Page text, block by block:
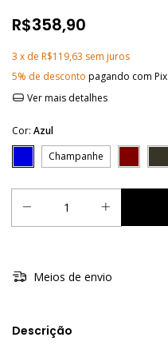
R$358,90
3 x de R$119,63 sem juros
5% de desconto pagando com Pix
Ver mais detalhes
Cor: Azul
Champanhe
Meios de envio
Descrição